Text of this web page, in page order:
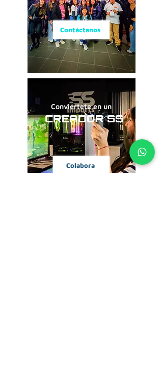
Contáctanos
CREADOR SS
Colabora
Conviértete en un